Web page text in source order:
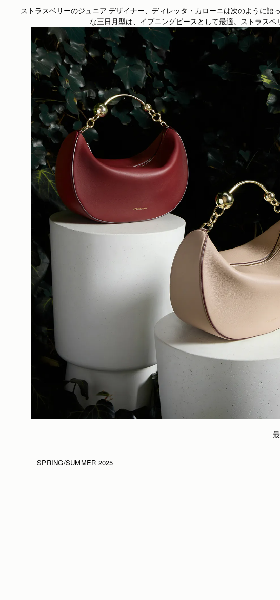
ストラスベリーのジュニア デザイナー、ディレッタ・カローニは次のように
な三日月型は、イブニングピースとして最適。ストラス
SPRING/SUMMER 2025